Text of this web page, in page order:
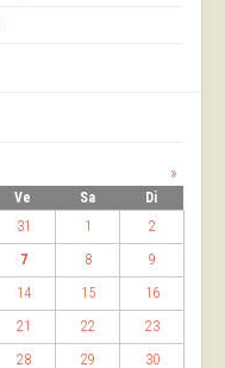
»
Ve Sa
Di
31 1
2
7 8
9
14 15
16
21 22
23
28 29
30